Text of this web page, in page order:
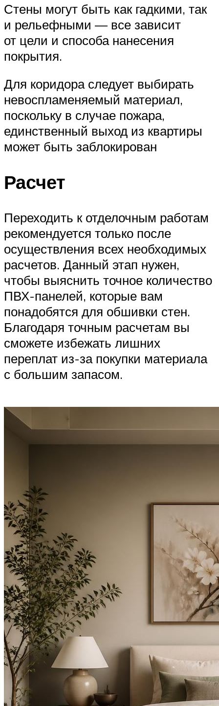
Стены могут быть как гадкими, так
и рельефными — все зависит
от цели и способа нанесения
покрытия.
Для коридора следует выбирать
невоспламеняемый материал,
поскольку в случае пожара,
единственный выход из квартиры
может быть заблокирован
Расчет
Переходить к отделочным работам
рекомендуется только после
осуществления всех необходимых
расчетов. Данный этап нужен,
чтобы выяснить точное количество
ПВХ-панелей, которые вам
понадобятся для обшивки стен.
Благодаря точным расчетам вы
сможете избежать лишних
переплат из-за покупки материала
с большим запасом.